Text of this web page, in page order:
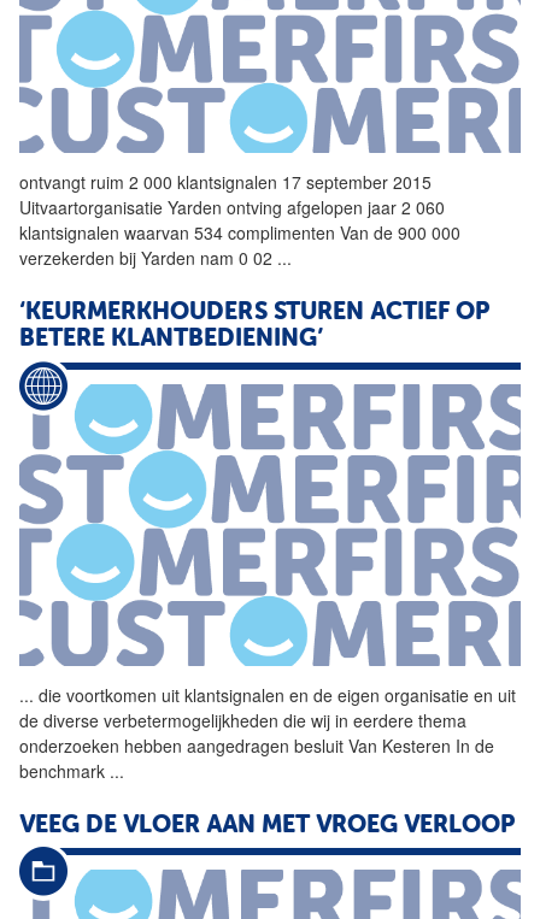
ontvangt ruim 2 000 klantsignalen 17 september 2015
Uitvaartorganisatie Yarden ontving afgelopen jaar 2 060
klantsignalen waarvan 534 complimenten Van de 900 000
verzekerden bij Yarden nam 0 02 ...
‘KEURMERKHOUDERS STUREN ACTIEF OP
BETERE KLANTBEDIENING’
... die voortkomen uit klantsignalen en de eigen organisatie en uit
de diverse verbetermogelijkheden die wij in eerdere thema
onderzoeken hebben aangedragen besluit Van Kesteren In de
benchmark ...
VEEG DE VLOER AAN MET VROEG VERLOOP